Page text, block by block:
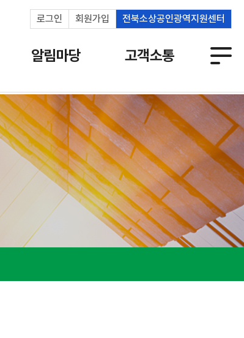
전북소상공인광역지원센터
회원가입
로그인
알림마당 고객소통